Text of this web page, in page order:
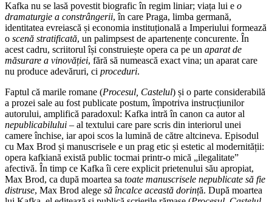
Kafka nu se lasă povestit biografic în regim liniar; viața lui e o
dramaturgie a constrângerii, în care Praga, limba germană,
identitatea evreiască și economia instituțională a Imperiului formează
o scenă stratificată, un palimpsest de apartenențe concurente. În
acest cadru, scriitorul își construiește opera ca pe un aparat de
măsurare a vinovăției, fără să numească exact vina; un aparat care
nu produce adevăruri, ci proceduri.
Faptul că marile romane (Procesul, Castelul) și o parte considerabilă
a prozei sale au fost publicate postum, împotriva instrucțiunilor
autorului, amplifică paradoxul: Kafka intră în canon ca autor al
nepublicabilului – al textului care pare scris din interiorul unei
camere închise, iar apoi scos la lumină de către altcineva. Episodul
cu Max Brod și manuscrisele e un prag etic și estetic al modernității:
opera kafkiană există public tocmai printr-o mică „ilegalitate”
afectivă. În timp ce Kafka îi cere explicit prietenului său apropiat,
Max Brod, ca după moartea sa toate manuscrisele nepublicate să fie
distruse, Max Brod alege să încalce această dorință. După moartea